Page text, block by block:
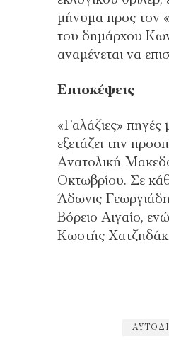
μήνυμα προς τον
του δημάρχου
αναμένεται να
Επισκέψεις
«Γαλάζιες»
εξετάζει την
Ανατολική
Οκτωβρίου. Σε
Άδωνις
Βόρειο Αιγαίο,
Κωστής